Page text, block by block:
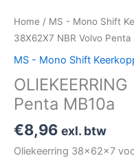
Home / MS - Mono Shift
38X62X7 NBR Volvo Penta
MS - Mono Shift
Penta MB10a
€8,96 exl. btw
Oliekeerring 38x62x7